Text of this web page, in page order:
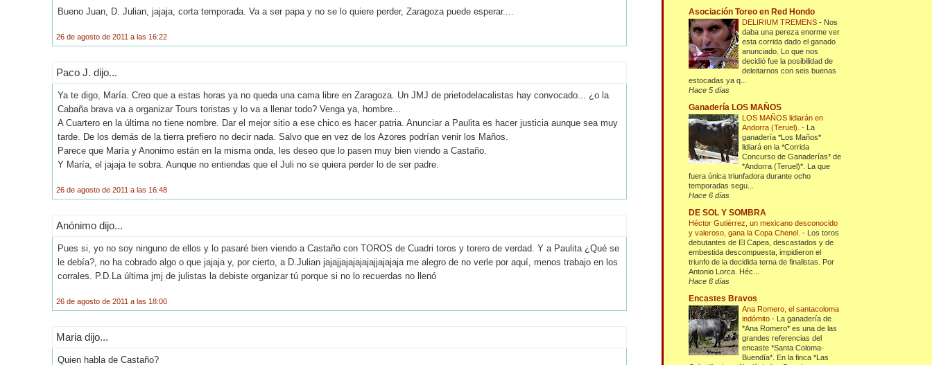
Bueno Juan, D. Julian, jajaja, corta temporada. Va a ser papa y no se lo quiere perder, Zaragoza puede esperar....
26 de agosto de 2011 a las 16:22
Paco J. dijo...
Ya te digo, María. Creo que a estas horas ya no queda una cama libre en Zaragoza. Un JMJ de prietodelacalistas hay convocado... ¿o la
Cabaña brava va a organizar Tours toristas y lo va a llenar todo? Venga ya, hombre...
A Cuartero en la última no tiene nombre. Dar el mejor sitio a ese chico es hacer patria. Anunciar a Paulita es hacer justicia aunque sea muy
tarde. De los demás de la tierra prefiero no decir nada. Salvo que en vez de los Azores podrían venir los Maños.
Parece que María y Anonimo están en la misma onda, les deseo que lo pasen muy bien viendo a Castaño.
Y María, el jajaja te sobra. Aunque no entiendas que el Juli no se quiera perder lo de ser padre.
26 de agosto de 2011 a las 16:48
Anónimo dijo...
Pues si, yo no soy ninguno de ellos y lo pasaré bien viendo a Castaño con TOROS de Cuadri toros y torero de verdad. Y a Paulita ¿Qué se
le debía?, no ha cobrado algo o que jajaja y, por cierto, a D.Julian jajajjajajajajajjajajaja me alegro de no verle por aquí, menos trabajo en los
corrales. P.D.La última jmj de julistas la debiste organizar tú porque si no lo recuerdas no llenó
26 de agosto de 2011 a las 18:00
Maria dijo...
Quien habla de Castaño?
Asociación Toreo en Red Hondo
DELIRIUM TREMENS- Nos
daba una pereza enorme ver
esta corrida dado el ganado
anunciado. Lo que nos
decidió fue la posibilidad de
deleitarnos con seis buenas
estocadas ya q...
Hace 5 días
Ganadería LOS MAÑOS
LOS MAÑOS lidiarán en
Andorra (Teruel).- La
ganadería *Los Maños*
lidiará en la *Corrida
Concurso de Ganaderías* de
*Andorra (Teruel)*. La que
fuera única triunfadora durante ocho
temporadas segu...
Hace 6 días
DE SOL Y SOMBRA
Héctor Gutiérrez, un mexicano desconocido
y valeroso, gana la Copa Chenel.- Los toros
debutantes de El Capea, descastados y de
embestida descompuesta, impidieron el
triunfo de la decidida terna de finalistas. Por
Antonio Lorca. Héc...
Hace 6 días
Encastes Bravos
Ana Romero, el santacoloma
indómito- La ganadería de
*Ana Romero* es una de las
grandes referencias del
encaste *Santa Coloma-
Buendía*. En la finca *Las